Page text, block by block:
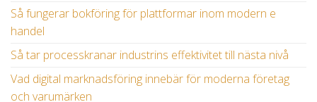
Så fungerar bokföring för plattformar inom modern e
handel
Så tar processkranar industrins effektivitet till nästa nivå
Vad digital marknadsföring innebär för moderna företag
och varumärken